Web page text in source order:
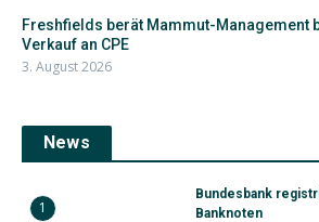
Freshfields berät Mammut-Management
Verkauf an CPE
3. August 2026
News
1
Bundesbank
Banknoten